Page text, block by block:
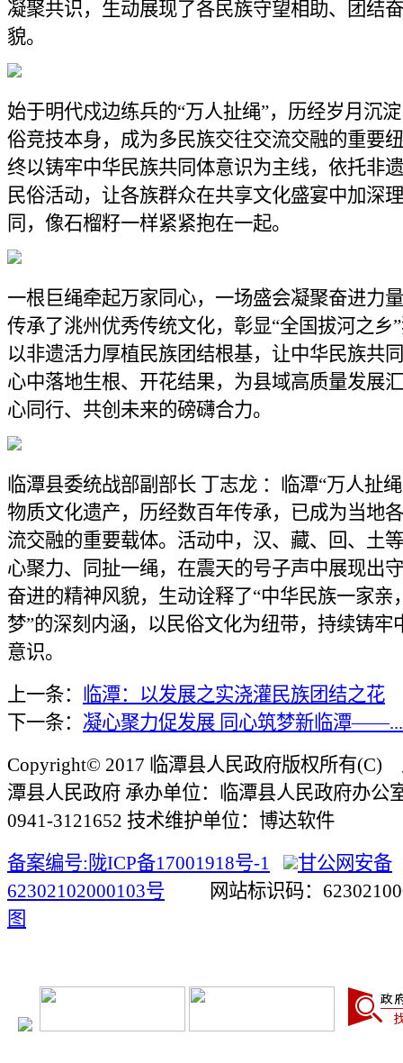
凝聚共识，生动展现了各民族守望相助、团结
貌。
始于明代戍边练兵的“万人扯绳”，历经岁月沉
俗竞技本身，成为多民族交往交流交融的重要
终以铸牢中华民族共同体意识为主线，依托非
民俗活动，让各族群众在共享文化盛宴中加深
同，像石榴籽一样紧紧抱在一起。
一根巨绳牵起万家同心，一场盛会凝聚奋进力
传承了洮州优秀传统文化，彰显“全国拔河之乡
以非遗活力厚植民族团结根基，让中华民族共
心中落地生根、开花结果，为县域高质量发展
心同行、共创未来的磅礴合力。
临潭县委统战部副部长 丁志龙 ：临潭“万人扯
物质文化遗产，历经数百年传承，已成为当地
流交融的重要载体。活动中，汉、藏、回、土
心聚力、同扯一绳，在震天的号子声中展现出
奋进的精神风貌，生动诠释了“中华民族一家亲
梦”的深刻内涵，以民俗文化为纽带，持续铸牢
意识。
上一条： 临潭：以发展之实浇灌民族团结之花
下一条： 凝心聚力促发展 同心筑梦新临潭——...
Copyright© 2017 临潭县人民政府版权所有(C)
潭县人民政府 承办单位：临潭县人民政府办
0941-3121652 技术维护单位：博达软件
备案编号:陇ICP备17001918号-1
甘公网安备
62302102000103号 网站标识码：
图